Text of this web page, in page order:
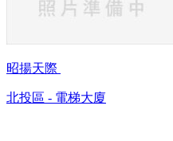
昭揚天際
北投區 - 電梯大廈